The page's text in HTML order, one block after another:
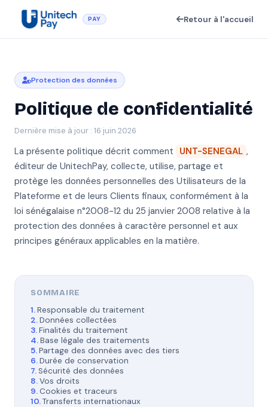
PAY Retour à l'accueil
Protection des données
Politique de confidentialité
Dernière mise à jour : 16 juin 2026
La présente politique décrit comment UNT-SENEGAL ,
éditeur de UnitechPay, collecte, utilise, partage et
protège les données personnelles des Utilisateurs de la
Plateforme et de leurs Clients finaux, conformément à la
loi sénégalaise n°2008-12 du 25 janvier 2008 relative à la
protection des données à caractère personnel et aux
principes généraux applicables en la matière.
SOMMAIRE
Responsable du traitement
Données collectées
Finalités du traitement
Base légale des traitements
Partage des données avec des tiers
Durée de conservation
Sécurité des données
Vos droits
Cookies et traceurs
Transferts internationaux